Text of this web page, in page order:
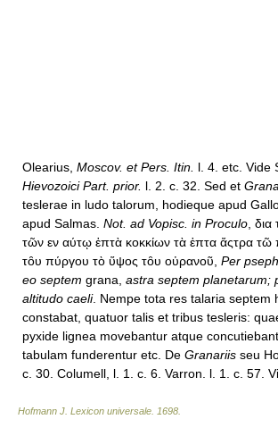
Olearius, Moscov. et Pers. Itin. l. 4. etc. Vide
Hievozoici Part. prior. l. 2. c. 32. Sed et Grana
teslerae in ludo talorum, hodieque apud
apud Salmas. Not. ad Vopisc. in Proculo ,
τῶν εν αύτῳ ἑπτὰ κοκκίων τὰ ἑπτα ἄςτρα τῶ
τȏυ πύργου τὸ ὕψος τȏυ οὐρανοῦ, Per
eo septem grana, astra septem planetarum;
altitudo caeli. Nempe tota res talaria septem
constabat, quatuor talis et tribus tesleris:
pyxide lignea movebantur atque
tabulam funderentur etc. De Granariis seu
c. 30. Columell, l. 1. c. 6. Varron. l. 1. c. 57.
Hofmann J. Lexicon universale 1698